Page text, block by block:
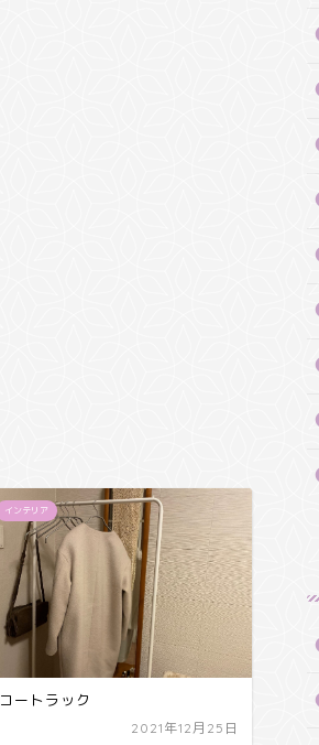
インテリア
コートラック
2021年12月25日